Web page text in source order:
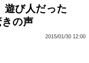
び人だった
の声
2015/01/30 12:00